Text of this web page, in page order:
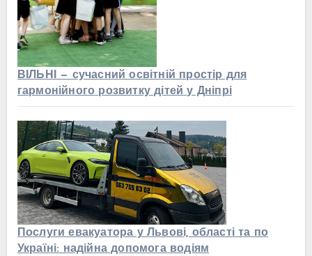
ВІЛЬНІ — сучасний освітній простір для
гармонійного розвитку дітей у Дніпрі
Послуги евакуатора у Львові, області та по
Україні: надійна допомога водіям